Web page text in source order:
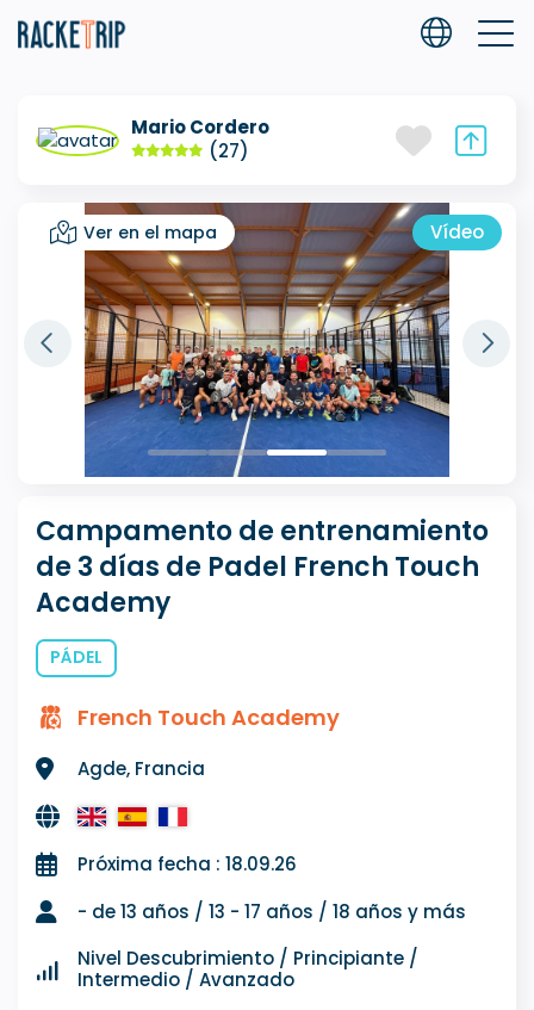
Mario Cordero
(27)
Ver en el mapa Vídeo
Campamento de entrenamiento
de 3 días de Padel French Touch
Academy
PÁDEL
French Touch Academy
Agde, Francia
Próxima fecha : 18.09.26
- de 13 años / 13 - 17 años / 18 años y más
Nivel Descubrimiento / Principiante /
Intermedio / Avanzado